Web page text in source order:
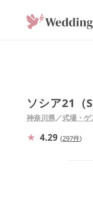
ソシア21（
神奈川県／式場・ゲ
4.29 (297件)